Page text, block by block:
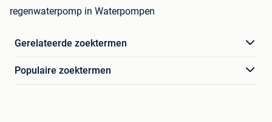
regenwaterpomp in Waterpompen
Gerelateerde zoektermen
Populaire zoektermen